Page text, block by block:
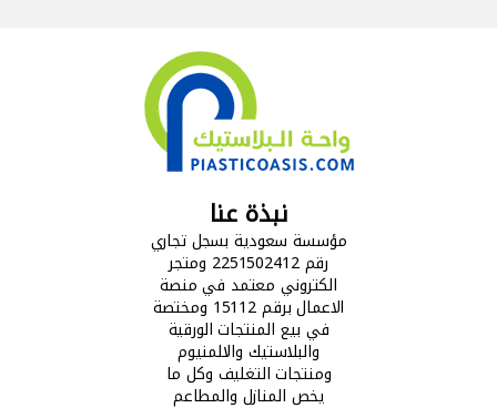
نبذة عنا
مؤسسة سعودية بسجل تجاري
رقم 2251502412 ومتجر
الكتروني معتمد في منصة
الاعمال برقم 15112 ومختصة
في بيع المنتجات الورقية
والبلاستيك والالمنيوم
ومنتجات التغليف وكل ما
يخص المنازل والمطاعم